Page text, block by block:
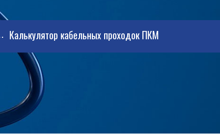
Калькулятор кабельных проходок ПКМ